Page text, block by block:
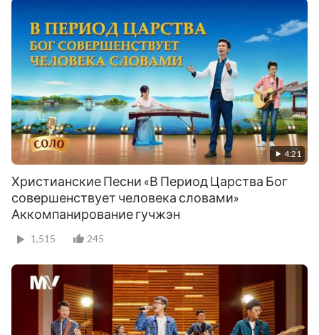
4:21
Христианские Песни «В Период Царства Бог
совершенствует человека словами»
Аккомпанирование гучжэн
1,515 245